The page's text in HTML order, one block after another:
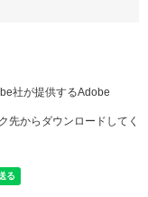
社が提供するAdobe
先からダウンロードしてく